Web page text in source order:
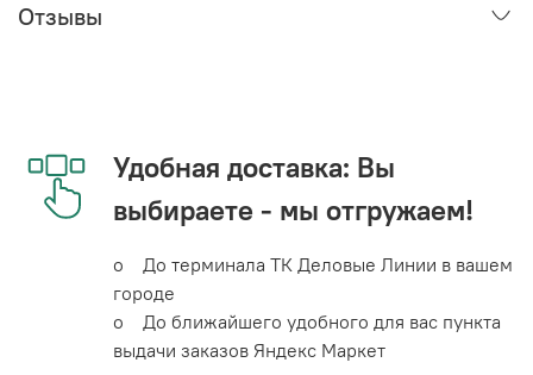
Отзывы
Удобная доставка: Вы
выбираете - мы отгружаем!
o До терминала ТК Деловые Линии в вашем
городе
o До ближайшего удобного для вас пункта
выдачи заказов Яндекс Маркет